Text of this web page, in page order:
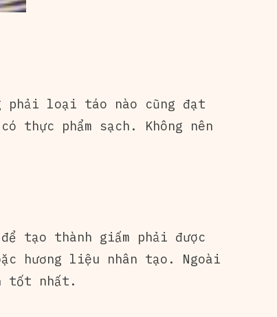
phải loại táo nào cũng đạt
thực phẩm sạch. Không nên
tạo thành giấm phải được
hương liệu nhân tạo. Ngoài
tốt nhất.